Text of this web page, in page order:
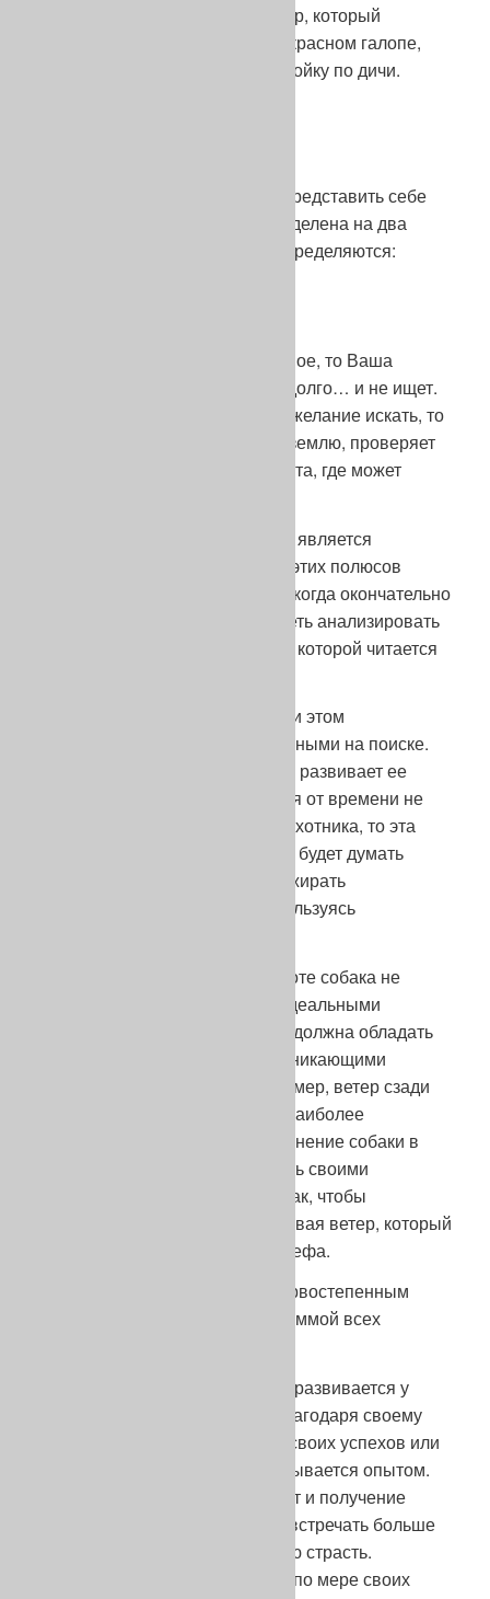
добыть. Зачем охотнику пойнтер, который
пожирает пространство на прекрасном галопе,
если он не способен сделать стойку по дичи.
По моему мнению, можно так представить себе
собаку: голова, то есть мозг, поделена на два
полюса активности, которые определяются:
Если желание бежать чрезмерное, то Ваша
собака скачет быстро, далеко, долго… и не ищет.
И наоборот, если преобладает желание искать, то
она крутится вокруг Вас, нос в землю, проверяет
все запахи и обследует все места, где может
Вы легко поймете, что идеалом является
гармоничное равновесие двух этих полюсов
активности. Это равновесие никогда окончательно
не устанавливается. Важно уметь анализировать
поведение собаки, в действиях которой читается
Многие собаки бегут, будучи при этом
недостаточно сконцентрированными на поиске.
Бег собаки по полю без дичи не развивает ее
охотничий инстинкт. Если время от времени не
возбуждать в собаке инстинкт охотника, то эта
функция в ней угаснет и собака будет думать
только о том, чтобы бежать, пожирать
пространство без поиска, не пользуясь
В отличие от состязаний, на охоте собака не
всегда находится в угодьях с идеальными
условиями для поиска. Собака должна обладать
умом, чтобы справляться с возникающими
трудностями, такими как, например, ветер сзади
или пересеченная местность. Наиболее
показательный пример – применение собаки в
горах, где она должна управлять своими
физическими возможностями так, чтобы
распределять свои силы, учитывая ветер, который
часто дует снизу, и изгибы рельефа.
Ум, на мой взгляд, является первостепенным
качеством, которое является суммой всех
Например, охотничий инстинкт развивается у
собаки при встрече с дичью. Благодаря своему
уму собака извлекает уроки из своих успехов или
неудач и формирует то, что называется опытом.
Запоминание характерных мест и получение
благодаря этому возможности встречать больше
дичи будет усиливать охотничью страсть.
Очевидно, что молодая собака по мере своих